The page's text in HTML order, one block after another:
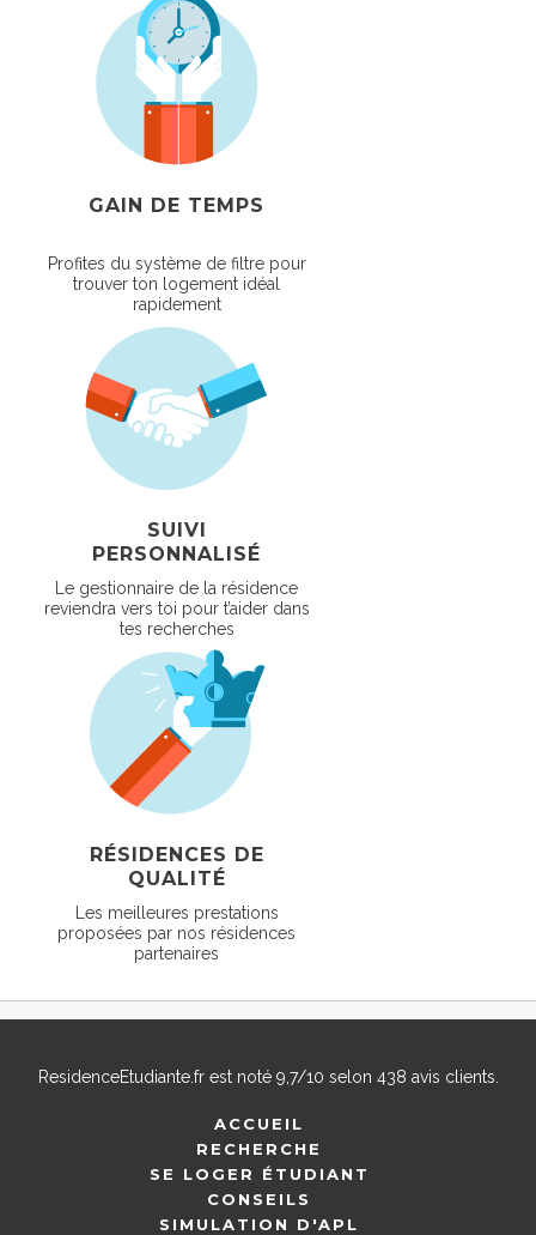
GAIN DE TEMPS
Profites du système de filtre pour
trouver ton logement idéal
rapidement
SUIVI
PERSONNALISÉ
Le gestionnaire de la résidence
reviendra vers toi pour t’aider dans
tes recherches
RÉSIDENCES DE
QUALITÉ
Les meilleures prestations
proposées par nos résidences
partenaires
ResidenceEtudiante.frest noté 9,7/10 selon 438 avis clients.
ACCUEIL
RECHERCHE
SE LOGER ÉTUDIANT
CONSEILS
SIMULATION D'APL